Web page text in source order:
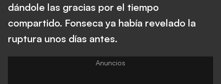
dándole las gracias por el tiempo
compartido. Fonseca ya había revelado la
ruptura unos días antes.